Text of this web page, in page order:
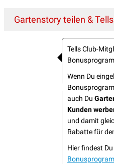
Gartenstory teilen &
Tells Club-
Wenn Du
auch Du
Kunden
und damit
Rabatte für
Hier findest Du